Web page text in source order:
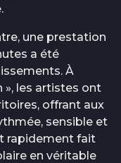
une prestation
a été
À
», les artistes ont
offrant aux
sensible et
rapidement fait
en véritable